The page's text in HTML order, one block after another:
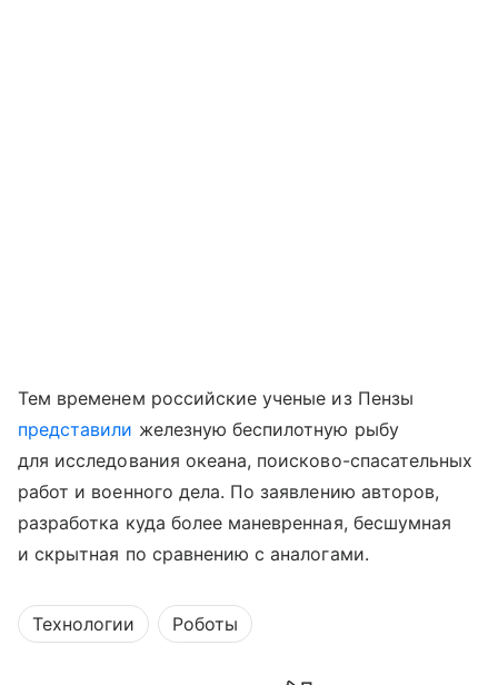
Тем временем российские ученые из Пензы
представили железную беспилотную рыбу
для исследования океана, поисково-спасательных
работ и военного дела. По заявлению авторов,
разработка куда более маневренная, бесшумная
и скрытная по сравнению с аналогами.
Технологии Роботы